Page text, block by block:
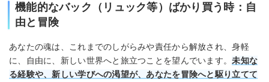
機能的なバック（リュック等）ばかり買う時：自
由と冒険
あなたの魂は、これまでのしがらみや責任から解放され、身軽
に、自由に、新しい世界へと旅立つことを望んでいます。未知な
る経験や、新しい学びへの渇望が、あなたを冒険へと駆り立てて